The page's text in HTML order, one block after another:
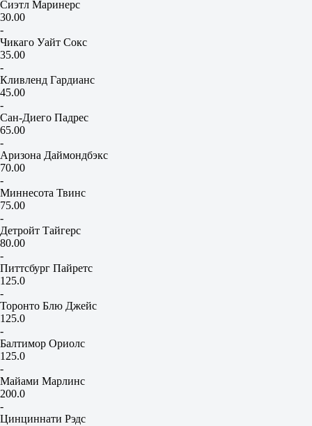
Сиэтл Маринерс
30.00
-
Чикаго Уайт Сокс
35.00
-
Кливленд Гардианс
45.00
-
Сан-Диего Падрес
65.00
-
Аризона Даймондбэкс
70.00
-
Миннесота Твинс
75.00
-
Детройт Тайгерс
80.00
-
Питтсбург Пайретс
125.0
-
Торонто Блю Джейс
125.0
-
Балтимор Ориолс
125.0
-
Майами Марлинс
200.0
-
Цинциннати Рэдс